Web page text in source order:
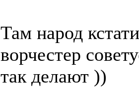
Там народ
ворчестер
так делают ))